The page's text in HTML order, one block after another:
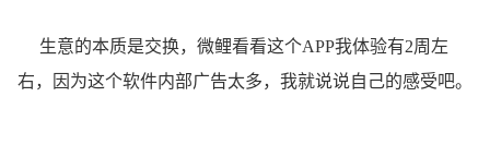
生意的本质是交换，微鲤看看这个APP我体验有2周左
右，因为这个软件内部广告太多，我就说说自己的感受吧。